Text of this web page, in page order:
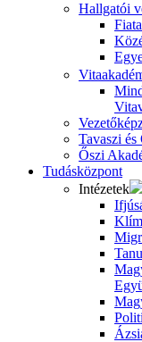
Hallgatói
Tavaszi
Őszi
Tudásközpont
Intézetek